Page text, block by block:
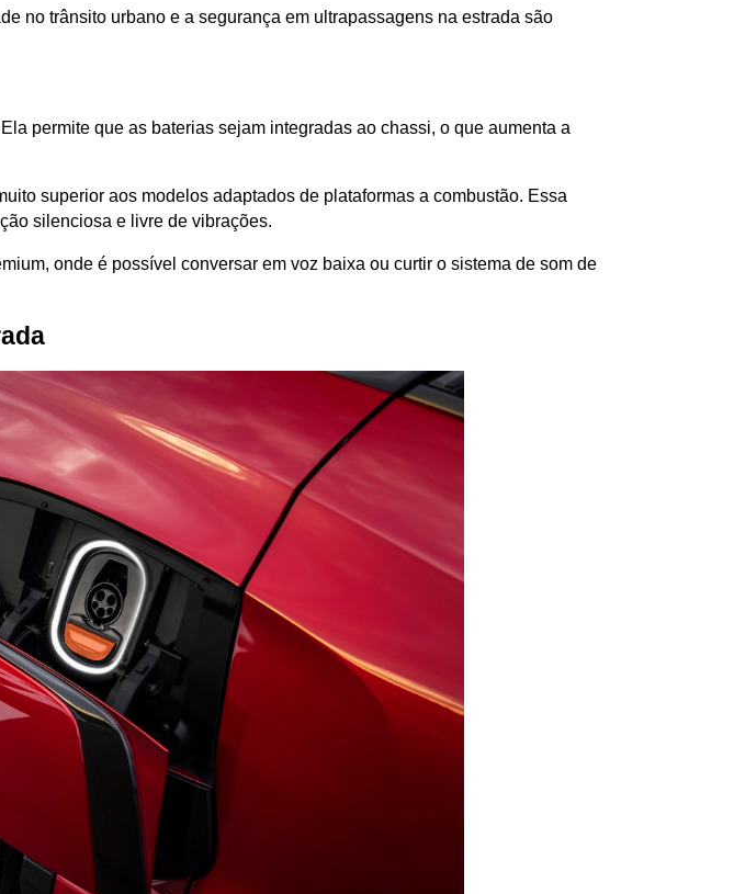
no trânsito urbano e a segurança em ultrapassagens na estrada são
permite que as baterias sejam integradas ao chassi, o que aumenta a
superior aos modelos adaptados de plataformas a combustão. Essa
silenciosa e livre de vibrações.
onde é possível conversar em voz baixa ou curtir o sistema de som de